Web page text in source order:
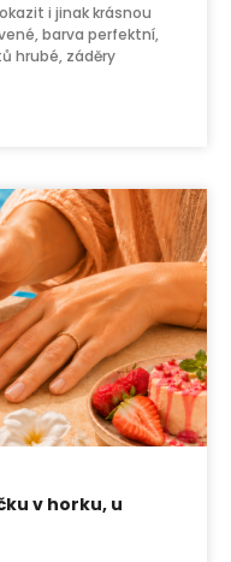
i jinak krásnou
barva perfektní,
hrubé, záděry
v horku, u